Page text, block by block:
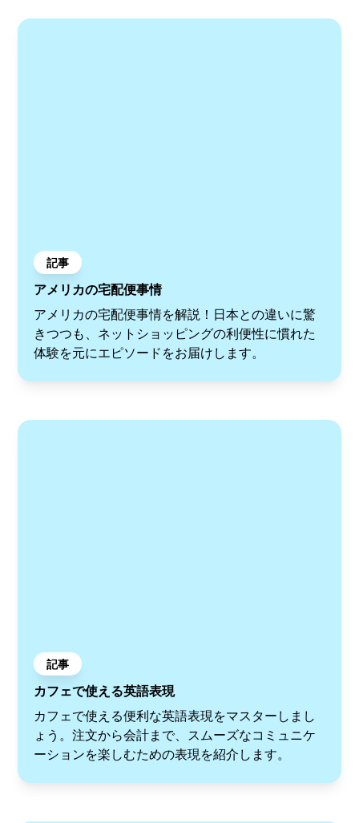
記事
アメリカの宅配便事情
アメリカの宅配便事情を解説！日本との違いに驚
きつつも、ネットショッピングの利便性に慣れた
体験を元にエピソードをお届けします。
記事
カフェで使える英語表現
カフェで使える便利な英語表現をマスターしまし
ょう。注文から会計まで、スムーズなコミュニケ
ーションを楽しむための表現を紹介します。